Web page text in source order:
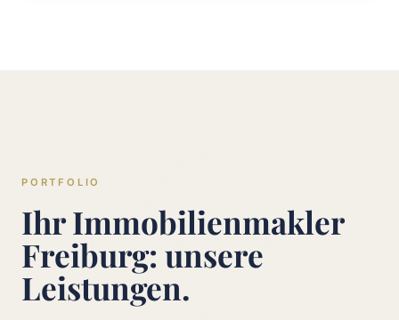
PORTFOLIO
Ihr Immobilienmakler
Freiburg: unsere
Leistungen.